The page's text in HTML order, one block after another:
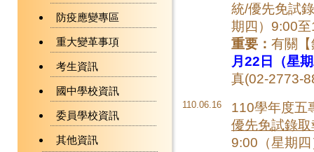
防疫應變專區
重大變革事項
考生資訊
國中學校資訊
委員學校資訊
其他資訊
統/優先免試
期四）9:00
重要： 有關
月22日（星
真(02-2773-
110.06.16
110學年度五
優先免試錄
9:00（星期